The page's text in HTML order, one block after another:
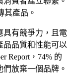
其產品。
具有競爭力，且電
品品質和性能可以
Report，74% 的
放棄一個品牌。